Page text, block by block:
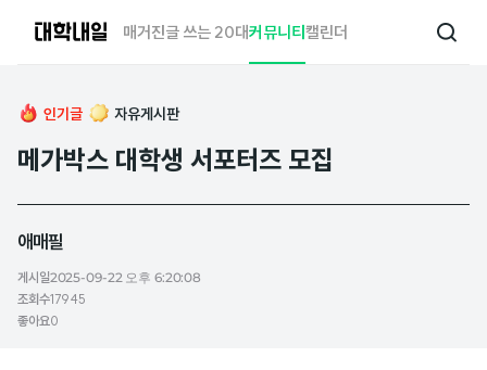
매거진글 쓰는 20대커뮤니티캘린더
검
인기글 자유게시판
메가박스 대학생 서포터즈 모집
애매필
게시일2025-09-22 오후 6:20:08
조회수17945
좋아요0